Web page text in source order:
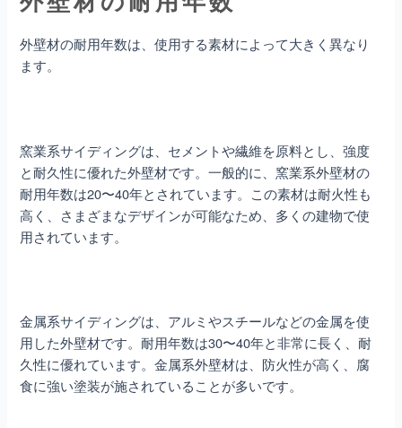
外壁材の耐用年数は、使用する素材によって大きく異なり
ます。
窯業系サイディングは、セメントや繊維を原料とし、強度
と耐久性に優れた外壁材です。一般的に、窯業系外壁材の
耐用年数は20〜40年とされています。この素材は耐火性も
高く、さまざまなデザインが可能なため、多くの建物で使
用されています。
金属系サイディングは、アルミやスチールなどの金属を使
用した外壁材です。耐用年数は30〜40年と非常に長く、耐
久性に優れています。金属系外壁材は、防火性が高く、腐
食に強い塗装が施されていることが多いです。